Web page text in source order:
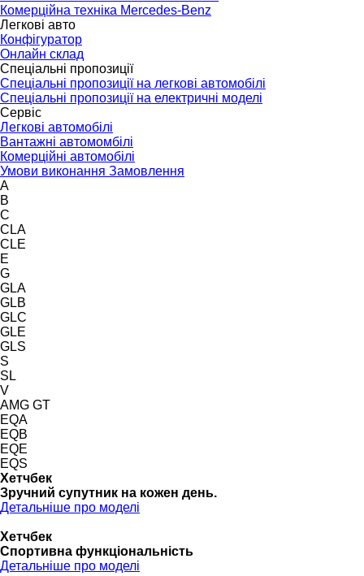
Комерційна техніка Mercedes-Benz
Легкові авто
Конфігуратор
Онлайн склад
Спеціальні пропозиції
Спеціальні пропозиції на легкові автомобілі
Спеціальні пропозиції на електричні моделі
Сервіс
Легкові автомобілі
Вантажні автомомбілі
Комерційні автомобілі
Умови виконання Замовлення
A
B
C
CLA
CLE
E
G
GLA
GLB
GLC
GLE
GLS
S
SL
V
AMG GT
EQA
EQB
EQE
EQS
Хетчбек
Зручний супутник на кожен день.
Детальніше про моделі
Хетчбек
Спортивна функціональність
Детальніше про моделі